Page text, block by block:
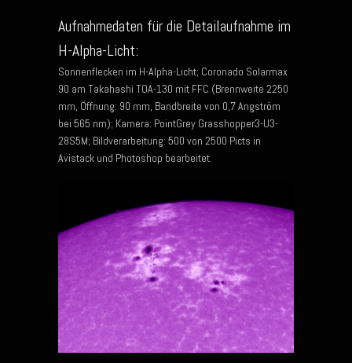
Aufnahmedaten für die Detailaufnahme im
H-Alpha-Licht:
Sonnenflecken im H-Alpha-Licht; Coronado Solarmax
90 am Takahashi TOA-130 mit FFC (Brennweite 2250
mm, Öffnung: 90 mm, Bandbreite von 0,7 Angström
bei 565 nm); Kamera: PointGrey Grasshopper3-U3-
28S5M; Bildverarbeitung: 500 von 2500 Picts in
Avistack und Photoshop bearbeitet.